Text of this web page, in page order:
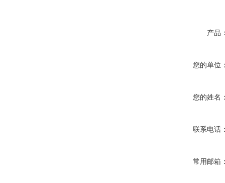
产品
您的单位
您的姓名
联系电话
常用邮箱